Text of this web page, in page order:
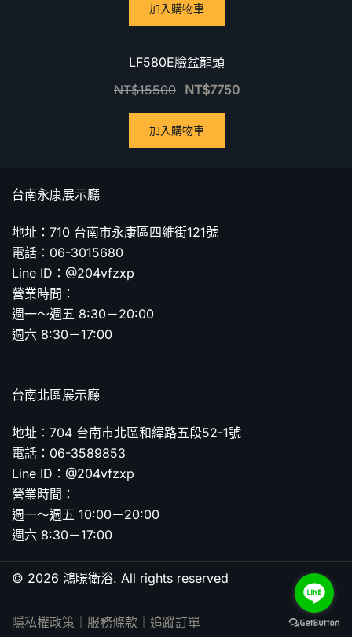
加入購物車
LF580E臉盆龍頭
NT$15500 NT$7750
加入購物車
台南永康展示廳
地址：710 台南市永康區四維街121號
電話：06-3015680
Line ID：@204vfzxp
營業時間：
週一～週五 8:30－20:00
週六 8:30－17:00
台南北區展示廳
地址：704 台南市北區和緯路五段52-1號
電話：06-3589853
Line ID：@204vfzxp
營業時間：
週一～週五 10:00－20:00
週六 8:30－17:00
© 2026 鴻暻衛浴. All rights reserved
隱私權政策 服務條款 追蹤訂單